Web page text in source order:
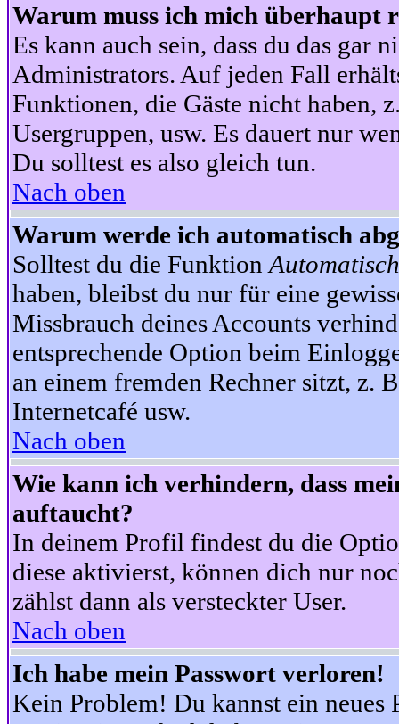
Warum muss ich mich überhaupt
Es kann auch sein, dass du das gar
Administrators. Auf jeden Fall
Funktionen, die Gäste nicht haben,
Usergruppen, usw. Es dauert nur
Du solltest es also gleich tun.
Nach oben
Warum werde ich automatisch
Solltest du die Funktion
haben, bleibst du nur für eine
Missbrauch deines Accounts
entsprechende Option beim
an einem fremden Rechner sitzt, z.
Internetcafé usw.
Nach oben
Wie kann ich verhindern, dass
auftaucht?
In deinem Profil findest du die
diese aktivierst, können dich nur
zählst dann als versteckter User.
Nach oben
Ich habe mein Passwort verloren!
Kein Problem! Du kannst ein neues